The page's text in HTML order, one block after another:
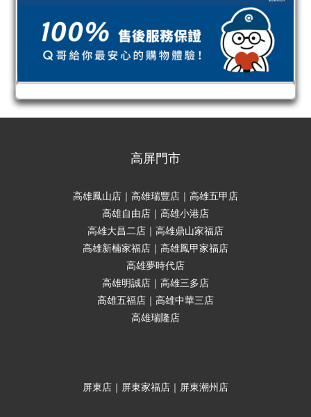
高屏門市
高雄鳳山店｜高雄瑞豐店｜高雄五甲店
高雄自由店｜高雄小港店
高雄大昌二店｜高雄鼎山家福店
高雄新楠家福店｜高雄鳳甲家福店
高雄夢時代店
高雄明誠店｜高雄三多店
高雄五福店｜高雄中華三店
高雄瑞隆店
屏東店｜屏東家福店｜屏東潮州店